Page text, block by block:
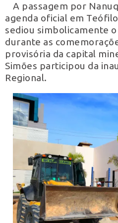
A passagem por
agenda oficial em
sediou simbolicamente
durante as
provisória da capital
Simões participou da
Regional.